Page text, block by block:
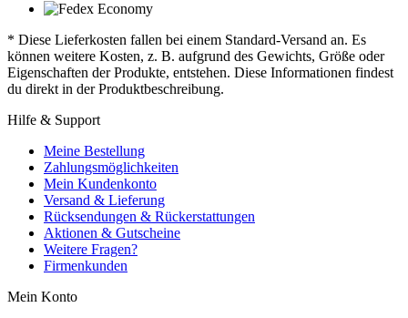
* Diese Lieferkosten fallen bei einem Standard-Versand an. Es
können weitere Kosten, z. B. aufgrund des Gewichts, Größe oder
Eigenschaften der Produkte, entstehen. Diese Informationen findest
du direkt in der Produktbeschreibung.
Hilfe & Support
Meine Bestellung
Zahlungsmöglichkeiten
Mein Kundenkonto
Versand & Lieferung
Rücksendungen & Rückerstattungen
Aktionen & Gutscheine
Weitere Fragen?
Firmenkunden
Mein Konto